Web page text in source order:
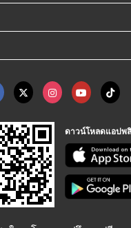
ดาวน์โหลดแอปพ